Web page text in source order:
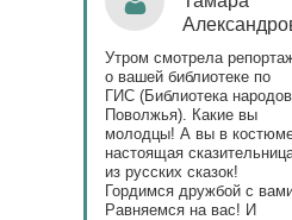
Степанова
Была рядом музеем сето
в Псковской области,
рядом со Словенскими
Ключами, но был закрыт.
А у вас (Библиотека
народов Поволжья)
теперь посмотреть
экспонаты можно!
Здорово!